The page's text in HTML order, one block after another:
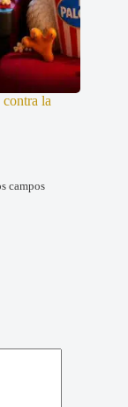
la
campos